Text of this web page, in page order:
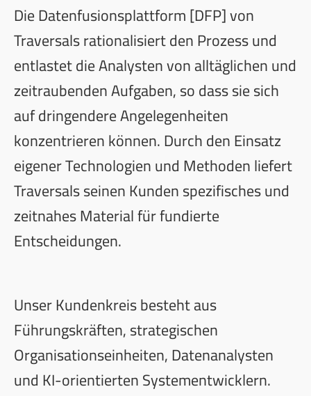
Die Datenfusionsplattform [DFP] von
Traversals rationalisiert den Prozess und
entlastet die Analysten von alltäglichen und
zeitraubenden Aufgaben, so dass sie sich
auf dringendere Angelegenheiten
konzentrieren können. Durch den Einsatz
eigener Technologien und Methoden liefert
Traversals seinen Kunden spezifisches und
zeitnahes Material für fundierte
Entscheidungen.
Unser Kundenkreis besteht aus
Führungskräften, strategischen
Organisationseinheiten, Datenanalysten
und KI-orientierten Systementwicklern.